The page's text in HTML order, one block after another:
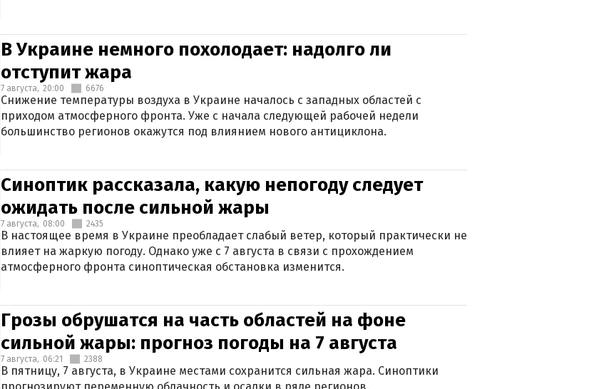
В Украине немного похолодает: надолго ли
отступит жара
7 августа, 20:00 6676
Снижение температуры воздуха в Украине началось с западных областей с
приходом атмосферного фронта. Уже с начала следующей рабочей недели
большинство регионов окажутся под влиянием нового антициклона.
Синоптик рассказала, какую непогоду следует
ожидать после сильной жары
7 августа, 08:00 2435
В настоящее время в Украине преобладает слабый ветер, который практически не
влияет на жаркую погоду. Однако уже с 7 августа в связи с прохождением
атмосферного фронта синоптическая обстановка изменится.
Грозы обрушатся на часть областей на фоне
сильной жары: прогноз погоды на 7 августа
7 августа, 06:21 2388
В пятницу, 7 августа, в Украине местами сохранится сильная жара. Синоптики